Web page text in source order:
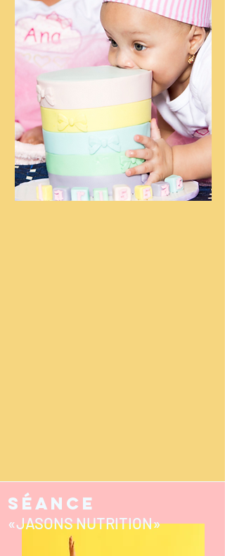
SÉANCE
«JASONS NUTRITION»